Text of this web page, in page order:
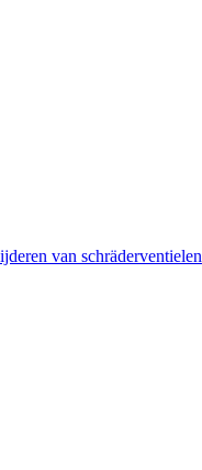
van schräderventielen